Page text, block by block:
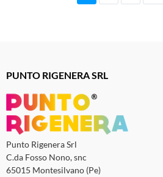
PUNTO RIGENERA SRL
Punto Rigenera Srl
C.da Fosso Nono, snc
65015 Montesilvano (Pe)